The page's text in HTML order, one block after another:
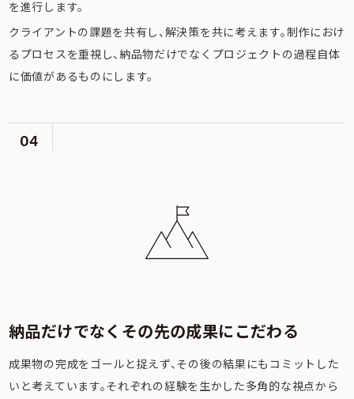
を進行します。
クライアントの課題を共有し、解決策を共に考えます。制作におけ
るプロセスを重視し、納品物だけでなくプロジェクトの過程自体
に価値があるものにします。
04
納品だけでなくその先の成果にこだわる
成果物の完成をゴールと捉えず、その後の結果にもコミットした
いと考えています。それぞれの経験を生かした多角的な視点から